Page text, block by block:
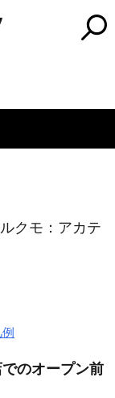
クモ：アカテ
例
のオープン前